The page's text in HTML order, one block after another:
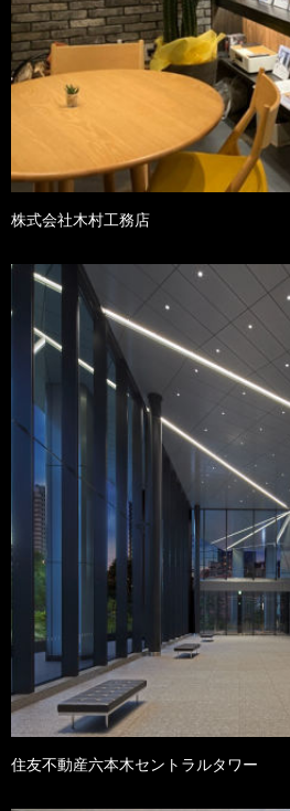
株式会社木村工務店
住友不動産六本木セントラルタワー